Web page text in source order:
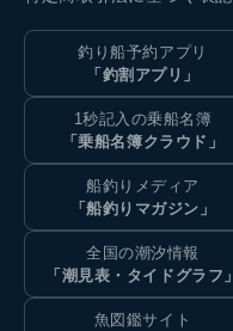
釣り船予約アプリ
「釣割アプリ」
1秒記入の乗船名簿
「乗船名簿クラウド」
船釣りメディア
「船釣りマガジン」
全国の潮汐情報
「潮見表・タイドグラフ」
魚図鑑サイト